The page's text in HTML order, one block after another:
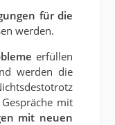
für die
werden.
erfüllen
werden die
mit
mit neuen